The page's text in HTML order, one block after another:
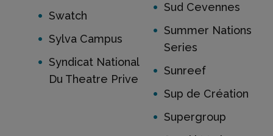
Swatch
Sylva Campus
Syndicat National
Du Theatre Prive
Sud Cevennes
Summer Nations
Series
Sunreef
Sup de Création
Supergroup